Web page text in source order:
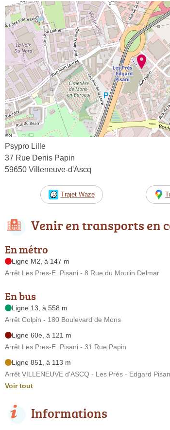
Psypro Lille
37 Rue Denis Papin
59650 Villeneuve-d'Ascq
Trajet Waze
Venir en transports en
En métro
Ligne M2, à 147 m
Arrêt Les Pres-E. Pisani - 8 Rue du Moulin Delmar
En bus
Ligne 13, à 558 m
Arrêt Colpin - 180 Boulevard de Mons
Ligne 60e, à 121 m
Arrêt Les Pres-E. Pisani - 31 Rue Papin
Ligne 851, à 113 m
Arrêt VILLENEUVE d'ASCQ - Les Prés - Edgard
Voir tout
Informations